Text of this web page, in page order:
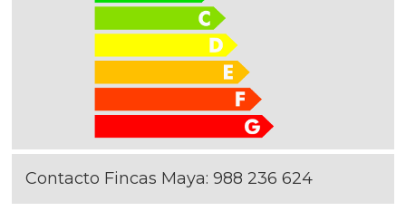
Contacto Fincas Maya:988 236 624